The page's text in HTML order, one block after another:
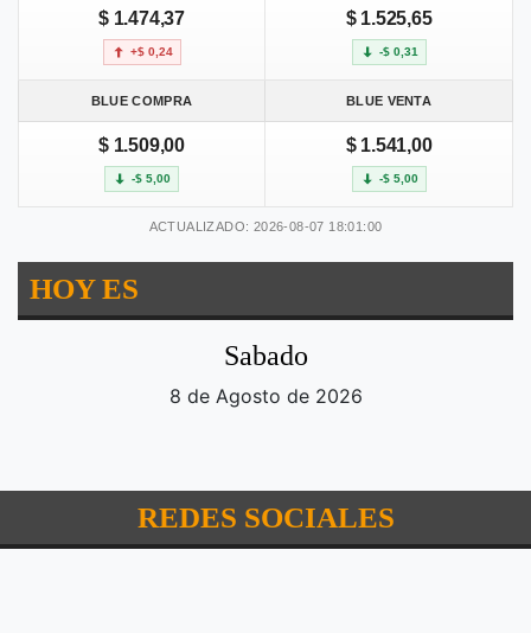
$ 1.474,37
+$ 0,24
$ 1.525,65
-$ 0,31
BLUE COMPRA BLUE VENTA
$ 1.509,00
-$ 5,00
$ 1.541,00
-$ 5,00
ACTUALIZADO: 2026-08-07 18:01:00
HOY ES
Sabado
8 de Agosto de 2026
REDES SOCIALES